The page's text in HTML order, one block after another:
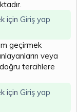
için Giriş yap
geçirmek
veya
tercihlere
için Giriş yap